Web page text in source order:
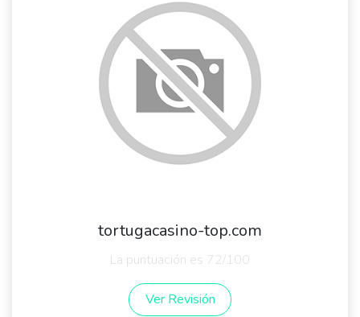
tortugacasino-top.com
La puntuación es 72/100
Ver Revisión